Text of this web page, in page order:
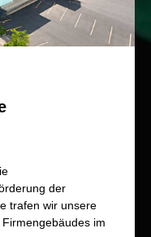
der
trafen wir unsere
im